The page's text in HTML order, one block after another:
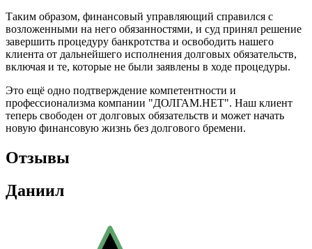
Таким образом, финансовый управляющий справился с
возложенными на него обязанностями, и суд принял решение
завершить процедуру банкротства и освободить нашего
клиента от дальнейшего исполнения долговых обязательств,
включая и те, которые не были заявлены в ходе процедуры.
Это ещё одно подтверждение компетентности и
профессионализма компании "ДОЛГАМ.НЕТ". Наш клиент
теперь свободен от долговых обязательств и может начать
новую финансовую жизнь без долгового бремени.
Отзывы
Даниил